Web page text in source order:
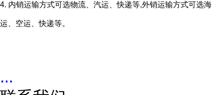
4. 内销运输方式可选物流、汽运、快递等,外销运输方式可选海
运、空运、快递等。
...